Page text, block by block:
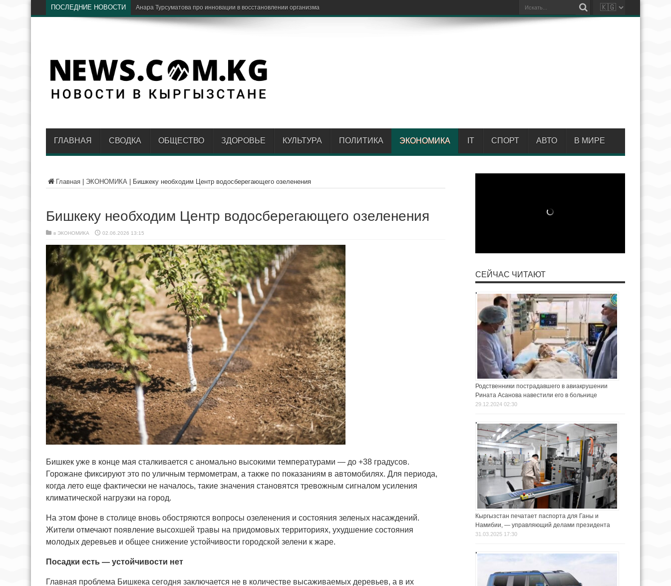
ПОСЛЕДНИЕ НОВОСТИ В путешествиях
ГЛАВНАЯ СВОДКА ОБЩЕСТВО ЗДОРОВЬЕ КУЛЬТУРА ПОЛИТИКА ЭКОНОМИКА IT СПОРТ АВТО В МИРЕ
Главная ЭКОНОМИКА Бишкеку необходим Центр водосберегающего озеленения
Бишкеку необходим Центр водосберегающего озеленения
в ЭКОНОМИКА 02.06.2026 13:15
Бишкек уже в конце мая сталкивается с аномально высокими температурами — до +38 градусов.
Горожане фиксируют это по уличным термометрам, а также по показаниям в автомобилях. Для периода,
когда лето еще фактически не началось, такие значения становятся тревожным сигналом усиления
климатической нагрузки на город.
На этом фоне в столице вновь обостряются вопросы озеленения и состояния зеленых насаждений.
Жители отмечают появление высохшей травы на придомовых территориях, ухудшение состояния
молодых деревьев и общее снижение устойчивости городской зелени к жаре.
Посадки есть — устойчивости нет
Главная проблема Бишкека сегодня заключается не в количестве высаживаемых деревьев, а в их
СЕЙЧАС ЧИТАЮТ
Родственники пострадавшего в авиакрушении
Рината Асанова навестили его в больнице
29.12.2024 02:30
Кыргызстан печатает паспорта для Ганы и
Намибии, — управляющий делами президента
31.03.2025 17:30